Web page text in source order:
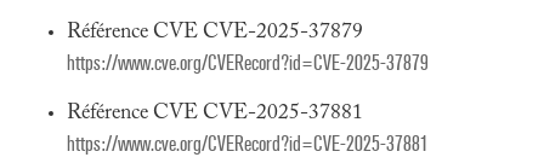
Référence CVE CVE-2025-37879
https://www.cve.org/CVERecord?id=CVE-2025-37879
Référence CVE CVE-2025-37881
https://www.cve.org/CVERecord?id=CVE-2025-37881